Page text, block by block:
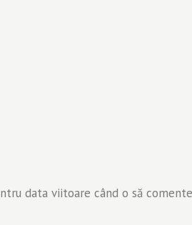
data viitoare când o să